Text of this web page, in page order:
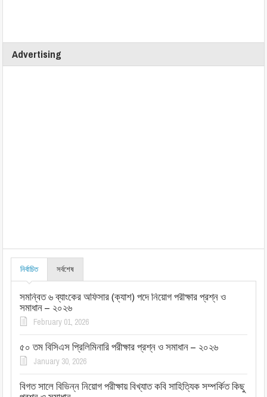
Advertising
নির্বাচিত সর্বশেষ
সমন্বিত ৬ ব্যাংকের অফিসার (ক্যাশ) পদে নিয়োগ পরীক্ষার প্রশ্ন ও
সমাধান – ২০২৬
February 01, 2026
৫০ তম বিসিএস প্রিলিমিনারি পরীক্ষার প্রশ্ন ও সমাধান – ২০২৬
January 30, 2026
বিগত সালে বিভিন্ন নিয়োগ পরীক্ষায় বিখ্যাত কবি সাহিত্যিক সম্পর্কিত কিছু